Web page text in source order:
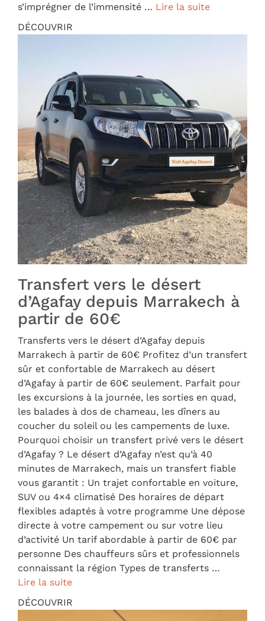
s’imprégner de l’immensité … Lire la suite
DÉCOUVRIR
Transfert vers le désert
d’Agafay depuis Marrakech à
partir de 60€
Transferts vers le désert d’Agafay depuis
Marrakech à partir de 60€ Profitez d’un transfert
sûr et confortable de Marrakech au désert
d’Agafay à partir de 60€ seulement. Parfait pour
les excursions à la journée, les sorties en quad,
les balades à dos de chameau, les dîners au
coucher du soleil ou les campements de luxe.
Pourquoi choisir un transfert privé vers le désert
d’Agafay ? Le désert d’Agafay n’est qu’à 40
minutes de Marrakech, mais un transfert fiable
vous garantit : Un trajet confortable en voiture,
SUV ou 4×4 climatisé Des horaires de départ
flexibles adaptés à votre programme Une dépose
directe à votre campement ou sur votre lieu
d’activité Un tarif abordable à partir de 60€ par
personne Des chauffeurs sûrs et professionnels
connaissant la région Types de transferts …
Lire la suite
DÉCOUVRIR